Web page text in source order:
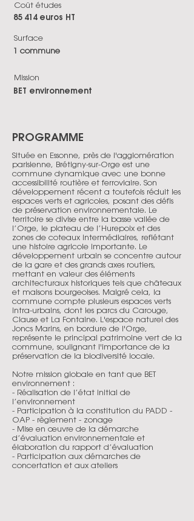
Coût études
85 414 euros HT
Surface
1 commune
Mission
BET environnement
PROGRAMME
Située en Essonne, près de l'agglomération
parisienne, Brétigny-sur-Orge est une
commune dynamique avec une bonne
accessibilité routière et ferroviaire. Son
développement récent a toutefois réduit les
espaces verts et agricoles, posant des défis
de préservation environnementale. Le
territoire se divise entre la basse vallée de
l’Orge, le plateau de l’Hurepoix et des
zones de coteaux intermédiaires, reflétant
une histoire agricole importante. Le
développement urbain se concentre autour
de la gare et des grands axes routiers,
mettant en valeur des éléments
architecturaux historiques tels que châteaux
et maisons bourgeoises. Malgré cela, la
commune compte plusieurs espaces verts
intra-urbains, dont les parcs du Carouge,
Clause et La Fontaine. L'espace naturel des
Joncs Marins, en bordure de l'Orge,
représente le principal patrimoine vert de la
commune, soulignant l'importance de la
préservation de la biodiversité locale.
Notre mission globale en tant que BET
environnement :
- Réalisation de l’état initial de
l’environnement
- Participation à la constitution du PADD -
OAP - règlement - zonage
- Mise en œuvre de la démarche
d’évaluation environnementale et
élaboration du rapport d’évaluation
- Participation aux démarches de
concertation et aux ateliers